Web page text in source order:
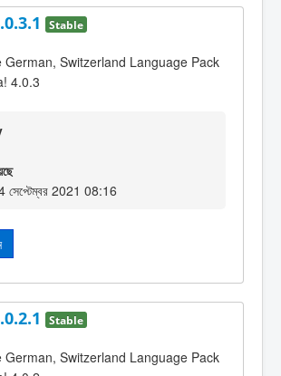
Stable
German, Switzerland Language Pack
4.0.3
সেপ্টেম্বর 2021 08:16
Stable
German, Switzerland Language Pack